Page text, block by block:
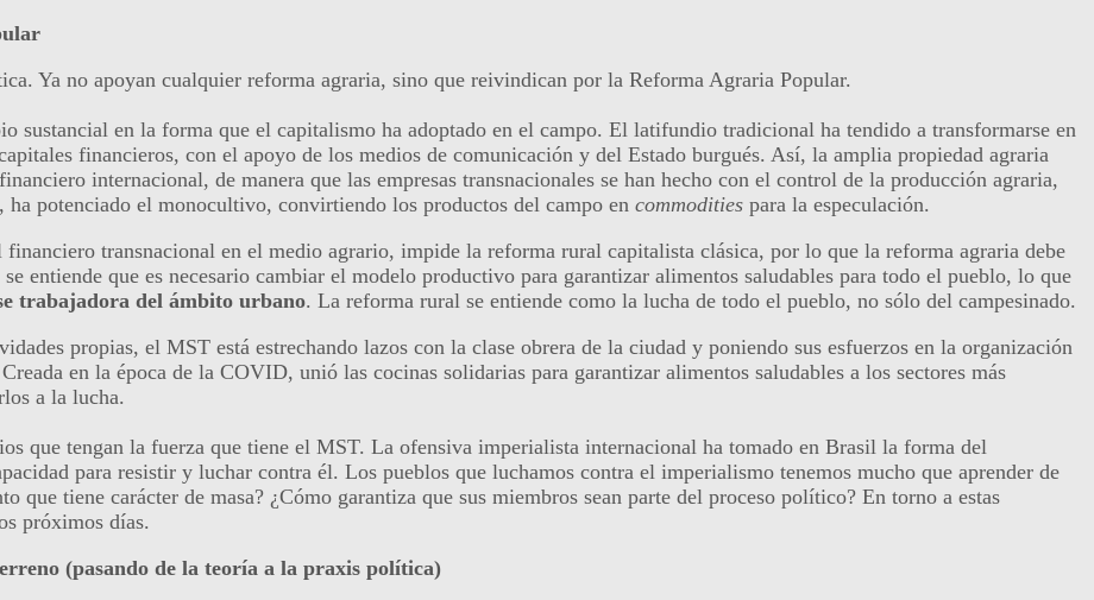
Ya no apoyan cualquier reforma agraria, sino que reivindican por la Reforma Agraria Popular.
sustancial en la forma que el capitalismo ha adoptado en el campo. El latifundio tradicional ha tendido a transformarse en
financieros, con el apoyo de los medios de comunicación y del Estado burgués. Así, la amplia propiedad agraria
internacional, de manera que las empresas transnacionales se han hecho con el control de la producción agraria,
potenciado el monocultivo, convirtiendo los productos del campo en commodities para la especulación.
transnacional en el medio agrario, impide la reforma rural capitalista clásica, por lo que la reforma agraria debe
entiende que es necesario cambiar el modelo productivo para garantizar alimentos saludables para todo el pueblo, lo que
trabajadora del ámbito urbano. La reforma rural se entiende como la lucha de todo el pueblo, no sólo del campesinado.
propias, el MST está estrechando lazos con la clase obrera de la ciudad y poniendo sus esfuerzos en la organización
en la época de la COVID, unió las cocinas solidarias para garantizar alimentos saludables a los sectores más
a la lucha.
que tengan la fuerza que tiene el MST. La ofensiva imperialista internacional ha tomado en Brasil la forma del
para resistir y luchar contra él. Los pueblos que luchamos contra el imperialismo tenemos mucho que aprender de
que tiene carácter de masa? ¿Cómo garantiza que sus miembros sean parte del proceso político? En torno a estas
próximos días.
(pasando de la teoría a la praxis política)